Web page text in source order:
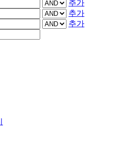
추가
추가
추가